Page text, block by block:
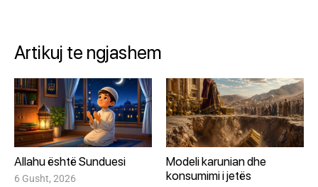
Artikuj te ngjashem
Allahu është Sunduesi
6 Gusht, 2026
Modeli karunian dhe
konsumimi i jetës